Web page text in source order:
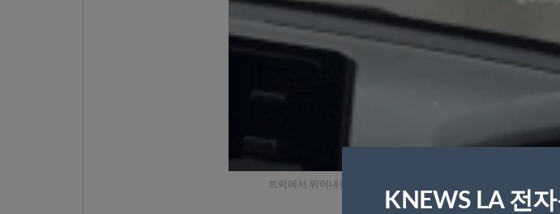
트럭에서 뛰어내린 사자가 도로를 배회하는 모습이다.
KNEWS LA 전